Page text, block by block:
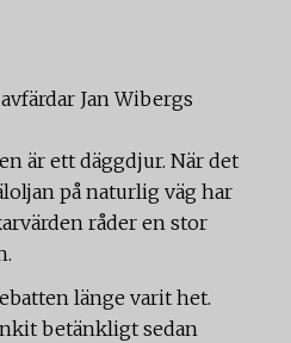
Jan Wibergs
är ett däggdjur. När det
på naturlig väg har
råder en stor
länge varit het.
betänkligt sedan